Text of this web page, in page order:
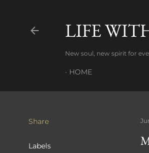
LIFE
New soul, new spirit for
HOME
Share
Labels